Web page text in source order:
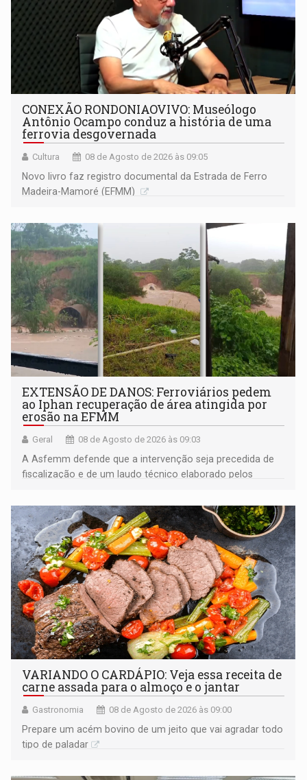
CONEXÃO RONDONIAOVIVO: Museólogo
Antônio Ocampo conduz a história de uma
ferrovia desgovernada
Cultura 08 de Agosto de 2026 às 09:05
Novo livro faz registro documental da Estrada de Ferro
Madeira-Mamoré (EFMM)
EXTENSÃO DE DANOS: Ferroviários pedem
ao Iphan recuperação de área atingida por
erosão na EFMM
Geral 08 de Agosto de 2026 às 09:03
A Asfemm defende que a intervenção seja precedida de
fiscalização e de um laudo técnico elaborado pelos
VARIANDO O CARDÁPIO: Veja essa receita de
carne assada para o almoço e o jantar
Gastronomia 08 de Agosto de 2026 às 09:00
Prepare um acém bovino de um jeito que vai agradar todo
tipo de paladar